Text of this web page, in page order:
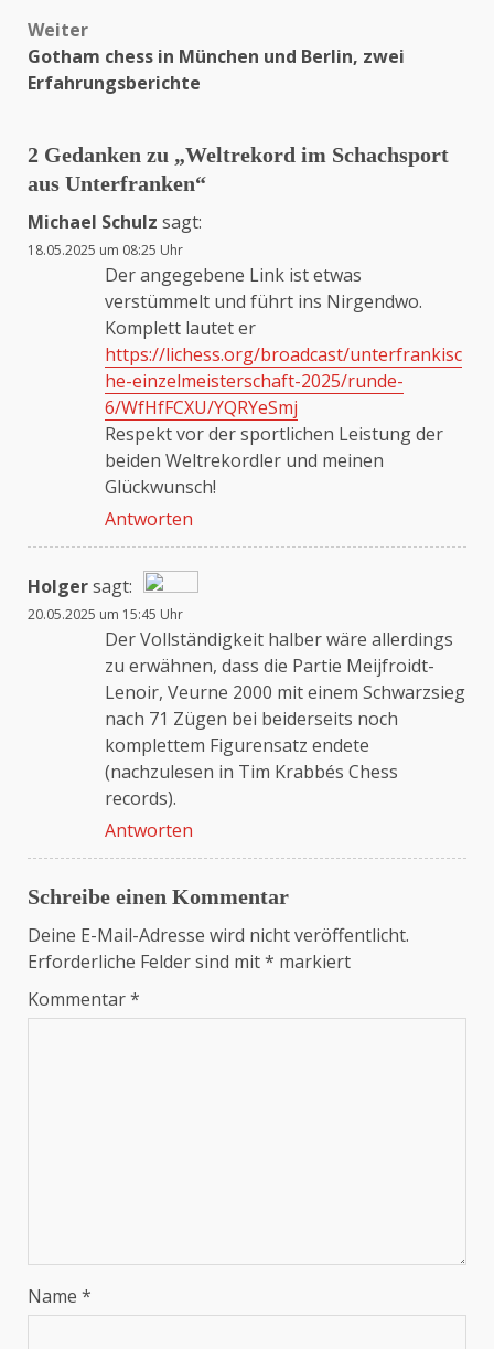
Weiter
Gotham chess in München und Berlin, zwei
Erfahrungsberichte
2 Gedanken zu „Weltrekord im Schachsport
aus Unterfranken“
Michael Schulz sagt:
18.05.2025 um 08:25 Uhr
Der angegebene Link ist etwas
verstümmelt und führt ins Nirgendwo.
Komplett lautet er
https://lichess.org/broadcast/unterfrankisc
he-einzelmeisterschaft-2025/runde-
6/WfHfFCXU/YQRYeSmj
Respekt vor der sportlichen Leistung der
beiden Weltrekordler und meinen
Glückwunsch!
Antworten
Holgersagt:
Das „Echte-Person“-Abzeichen!
Anti-Spam von CleanTalk
20.05.2025 um 15:45 Uhr
Der Vollständigkeit halber wäre allerdings
zu erwähnen, dass die Partie Meijfroidt-
Lenoir, Veurne 2000 mit einem Schwarzsieg
nach 71 Zügen bei beiderseits noch
komplettem Figurensatz endete
(nachzulesen in Tim Krabbés Chess
records).
Antworten
Schreibe einen Kommentar
Deine E-Mail-Adresse wird nicht veröffentlicht.
Erforderliche Felder sind mit* markiert
Kommentar*
Name *